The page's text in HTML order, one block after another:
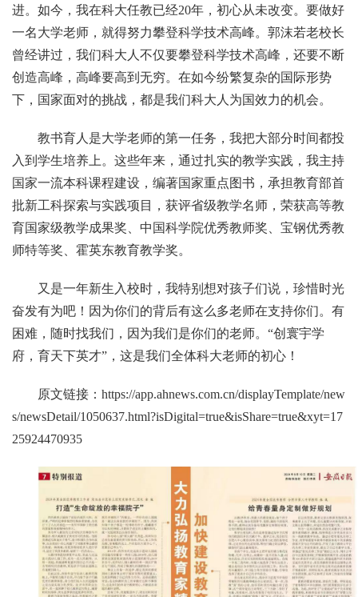
进。如今，我在科大任教已经20年，初心从未改变。要做好
一名大学老师，就得努力攀登科学技术高峰。郭沫若老校长
曾经讲过，我们科大人不仅要攀登科学技术高峰，还要不断
创造高峰，高峰要高到无穷。在如今纷繁复杂的国际形势
下，国家面对的挑战，都是我们科大人为国效力的机会。
教书育人是大学老师的第一任务，我把大部分时间都投
入到学生培养上。这些年来，通过扎实的教学实践，我主持
国家一流本科课程建设，编著国家重点图书，承担教育部首
批新工科探索与实践项目，获评省级教学名师，荣获高等教
育国家级教学成果奖、中国科学院优秀教师奖、宝钢优秀教
师特等奖、霍英东教育教学奖。
又是一年新生入校时，我特别想对孩子们说，珍惜时光
奋发有为吧！因为你们的背后有这么多老师在支持你们。有
困难，随时找我们，因为我们是你们的老师。“创寰宇学
府，育天下英才”，这是我们全体科大老师的初心！
原文链接： https://app.ahnews.com.cn/displayTemplate/new
s/newsDetail/1050637.html?isDigital=true&isShare=true&xyt=17
25924470935